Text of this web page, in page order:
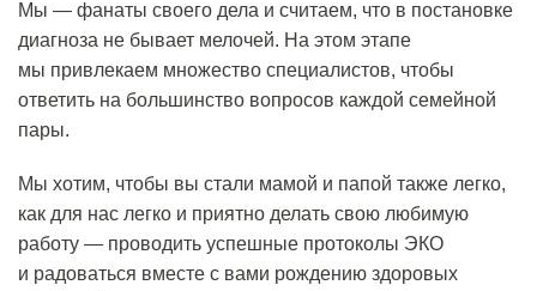
Мы — фанаты своего дела и считаем, что в постановке
диагноза не бывает мелочей. На этом этапе
мы привлекаем множество специалистов, чтобы
ответить на большинство вопросов каждой семейной
пары.
Мы хотим, чтобы вы стали мамой и папой также легко,
как для нас легко и приятно делать свою любимую
работу — проводить успешные протоколы ЭКО
и радоваться вместе с вами рождению здоровых